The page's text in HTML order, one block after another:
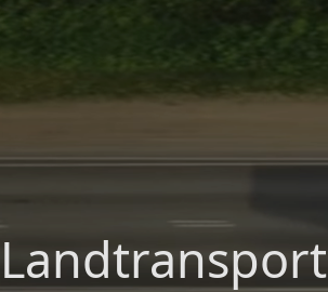
Landtransport